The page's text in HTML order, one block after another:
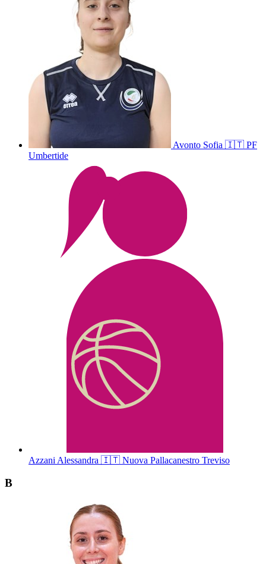
Avonto Sofia 🇮🇹 PF
Umbertide
AzzaniAlessandra 🇮🇹 Nuova Pallacanestro Treviso
B